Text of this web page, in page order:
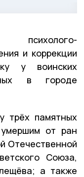
психолого-
и коррекции
у воинских
в городе
трёх памятных
от ран
Отечественной
Союза,
а также